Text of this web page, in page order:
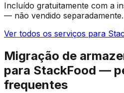
Incluído gratuitamente com a
— não vendido separadamente.
Ver todos os serviços para
Migração de
para StackFood —
frequentes